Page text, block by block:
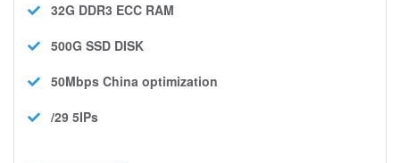
32G DDR3 ECC RAM
500G SSD DISK
50Mbps China optimization
/29 5IPs